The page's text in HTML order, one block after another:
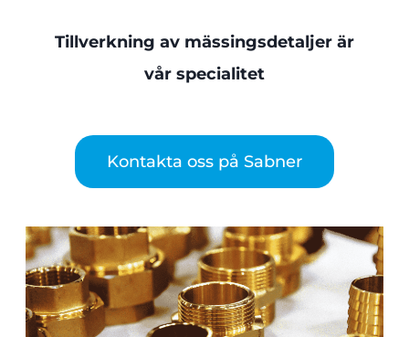
Tillverkning av mässingsdetaljer är
vår specialitet
Kontakta oss på Sabner